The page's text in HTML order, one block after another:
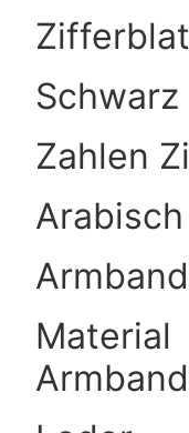
Schwarz
Zahlen
Arabisch
Armband
Material
Armband